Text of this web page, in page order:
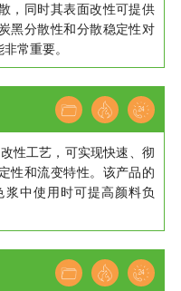
，同时其表面改性可提供
黑分散性和分散稳定性对
常重要。
性工艺，可实现快速、彻
性和流变特性。该产品的
中使用时可提高颜料负